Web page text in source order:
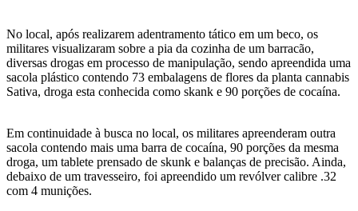
No local, após realizarem adentramento tático em um beco, os
militares visualizaram sobre a pia da cozinha de um barracão,
diversas drogas em processo de manipulação, sendo apreendida uma
sacola plástico contendo 73 embalagens de flores da planta cannabis
Sativa, droga esta conhecida como skank e 90 porções de cocaína.
Em continuidade à busca no local, os militares apreenderam outra
sacola contendo mais uma barra de cocaína, 90 porções da mesma
droga, um tablete prensado de skunk e balanças de precisão. Ainda,
debaixo de um travesseiro, foi apreendido um revólver calibre .32
com 4 munições.